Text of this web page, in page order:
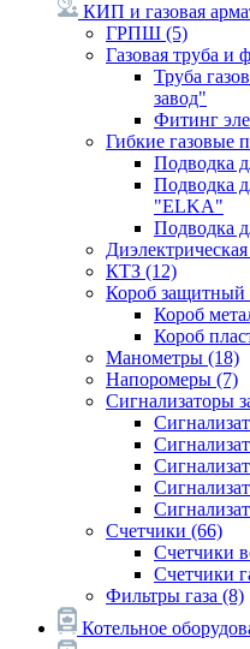
КИП и газовая
ГРПШ (5)
Газовая труба
Труба
завод"
Фитинг
Гибкие газовые
Подводка
Подводка
"ELKA"
Подводка
КТЗ (12)
Короб защитный
Короб
Короб
Манометры (18)
Напоромеры (7)
Сигнализаторы
Счетчики (66)
Счетчики
Счетчики
Фильтры газа (8)
Котельное